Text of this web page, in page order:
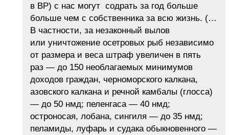
в ВР) с нас могут содрать за год больше
больше чем с собственника за всю жизнь. (…
В частности, за незаконный вылов
или уничтожение осетровых рыб независимо
от размера и веса штраф увеличен в пять
раз — до 150 необлагаемых минимумов
доходов граждан, черноморского калкана,
азовского калкана и речной камбалы (глосса)
— до 50 нмд; пеленгаса — 40 нмд;
остроносая, лобана, сингиля — до 35 нмд;
пеламиды, луфарь и судака обыкновенного —